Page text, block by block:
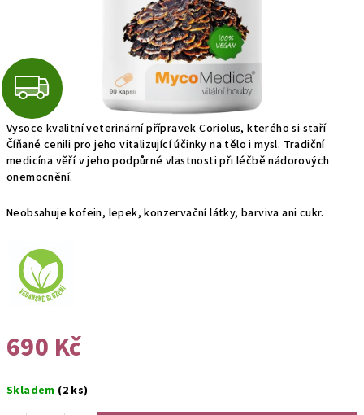
Vysoce kvalitní veterinární přípravek Coriolus, kterého si staří
Číňané cenili pro jeho vitalizující účinky na tělo i mysl. Tradiční
medicína věří v jeho podpůrné vlastnosti při léčbě nádorových
onemocnění.
Neobsahuje kofein, lepek, konzervační látky, barviva ani cukr.
690 Kč
cena:
Skladem (2 ks)
Z
D
A
R
M
A